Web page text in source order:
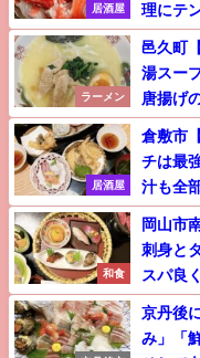
居酒屋
理にテ
ラーメン
邑久町
湯スー
唐揚げ
居酒屋
倉敷市
チは最
汁も全
和食
岡山市
刺身と
スパ良
京丹後
み」「